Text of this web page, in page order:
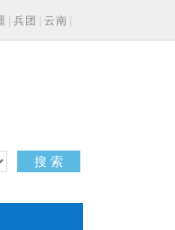
兵团 云南
搜 索